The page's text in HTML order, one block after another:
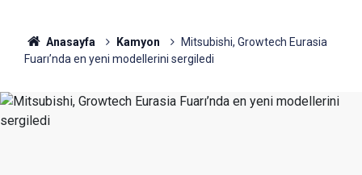
Anasayfa Kamyon
Mitsubishi, Growtech Eurasia
Fuarı’nda en yeni modellerini sergiledi